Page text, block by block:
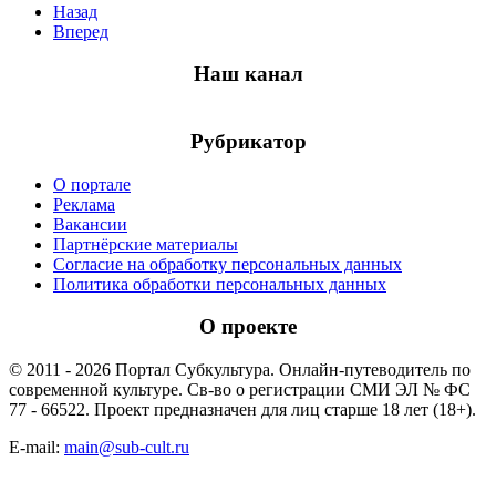
Назад
Вперед
Наш канал
Рубрикатор
О портале
Реклама
Вакансии
Партнёрские материалы
Согласие на обработку персональных данных
Политика обработки персональных данных
О проекте
© 2011 - 2026 Портал Субкультура. Онлайн-путеводитель по
современной культуре. Св-во о регистрации СМИ ЭЛ № ФС
77 - 66522. Проект предназначен для лиц старше 18 лет (18+).
E-mail: main@sub-cult.ru